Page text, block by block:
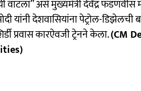
वाटला” असं मुख्यमंत्री देवेंद्र फडणवीस
यांनी देशवासियांना पेट्रोल-
प्रवास कारऐवजी ट्रेनने केला.(CM